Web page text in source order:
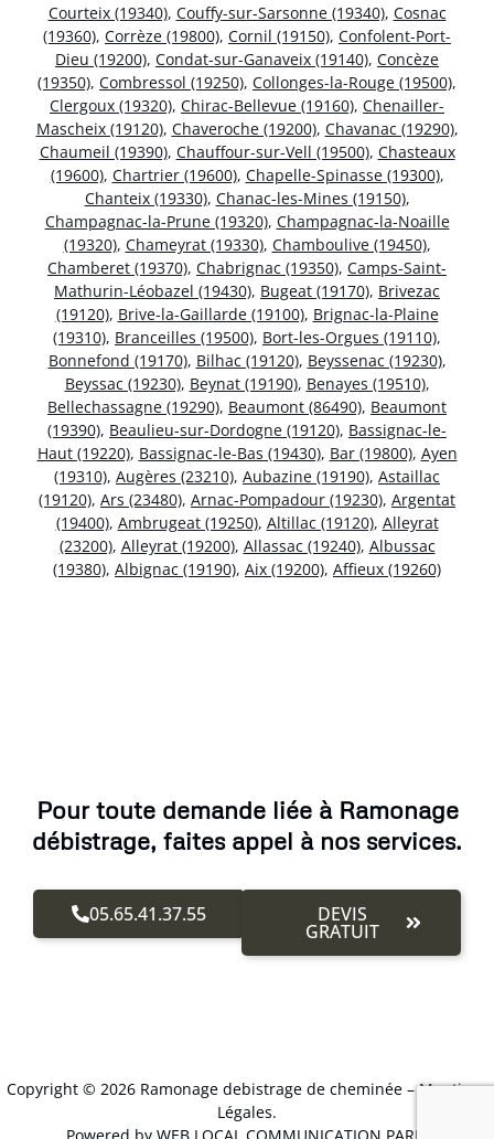
Courteix (19340), Couffy-sur-Sarsonne (19340), Cosnac
(19360), Corrèze (19800), Cornil (19150), Confolent-Port-
Dieu (19200), Condat-sur-Ganaveix (19140), Concèze
(19350), Combressol (19250), Collonges-la-Rouge (19500),
Clergoux (19320), Chirac-Bellevue (19160), Chenailler-
Mascheix (19120), Chaveroche (19200), Chavanac (19290),
Chaumeil (19390), Chauffour-sur-Vell (19500), Chasteaux
(19600), Chartrier (19600), Chapelle-Spinasse (19300),
Chanteix (19330), Chanac-les-Mines (19150),
Champagnac-la-Prune (19320), Champagnac-la-Noaille
(19320), Chameyrat (19330), Chamboulive (19450),
Chamberet (19370), Chabrignac (19350), Camps-Saint-
Mathurin-Léobazel (19430), Bugeat (19170), Brivezac
(19120), Brive-la-Gaillarde (19100), Brignac-la-Plaine
(19310), Branceilles (19500), Bort-les-Orgues (19110),
Bonnefond (19170), Bilhac (19120), Beyssenac (19230),
Beyssac (19230), Beynat (19190), Benayes (19510),
Bellechassagne (19290), Beaumont (86490), Beaumont
(19390), Beaulieu-sur-Dordogne (19120), Bassignac-le-
Haut (19220), Bassignac-le-Bas (19430), Bar (19800), Ayen
(19310), Augères (23210), Aubazine (19190), Astaillac
(19120), Ars (23480), Arnac-Pompadour (19230), Argentat
(19400), Ambrugeat (19250), Altillac (19120), Alleyrat
(23200), Alleyrat (19200), Allassac (19240), Albussac
(19380), Albignac (19190), Aix (19200), Affieux (19260)
Pour toute demande liée à Ramonage
débistrage, faites appel à nos services.
05.65.41.37.55 DEVIS
GRATUIT
Copyright © 2026 Ramonage debistrage de cheminée –Mentions
Légales.